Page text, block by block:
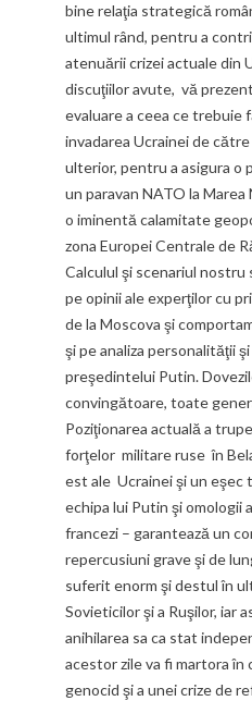
bine relaţia strategică
ultimul rând, pentru a
atenuării crizei actuale din
discuţiilor avute, vă
evaluare a ceea ce trebuie
invadarea Ucrainei de
ulterior, pentru a asigura o
un paravan NATO la
o iminentă calamitate
zona Europei Centrale de
Calculul şi scenariul nostru
pe opinii ale experţilor cu
de la Moscova şi
şi pe analiza personalităţii
preşedintelui Putin.
convingătoare, toate
Poziţionarea actuală a
forţelor militare ruse în
est ale Ucrainei şi un eşec
echipa lui Putin şi omologii
francezi – garantează un
repercusiuni grave şi de
suferit enorm şi destul în
Sovieticilor şi a Ruşilor, iar
anihilarea sa ca stat
acestor zile va fi martora în
genocid şi a unei crize de